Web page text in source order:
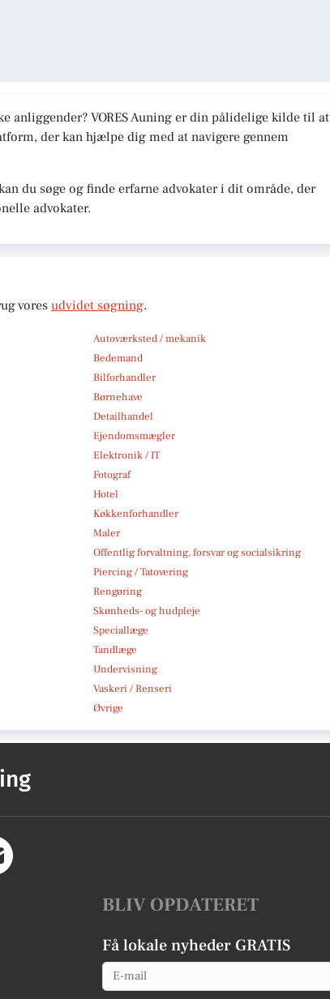
VORES Auning er din pålidelige kilde til at
der kan hjælpe dig med at navigere gennem
du søge og finde erfarne advokater i dit område, der
advokater.
vores udvidet søgning.
Autoværksted / mekanik
Bedemand
Bilforhandler
Børnehave
Detailhandel
Ejendomsmægler
Elektronik / IT
Fotograf
Hotel
Køkkenforhandler
Maler
Offentlig forvaltning, forsvar og socialsikring
Piercing / Tatovering
Rengøring
Skønheds- og hudpleje
Speciallæge
Tandlæge
Undervisning
Vaskeri / Renseri
Øvrige
BLIV OPDATERET
Få lokale nyheder GRATIS
Email